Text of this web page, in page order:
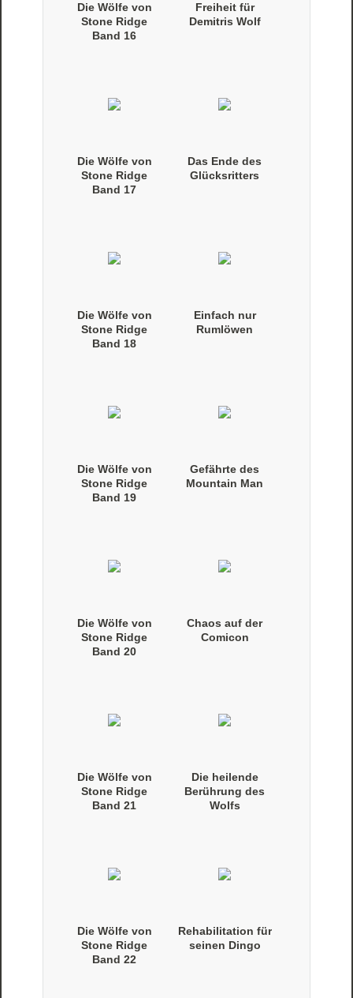
Die Wölfe von
Stone Ridge
Band 16
Freiheit für
Demitris Wolf
Die Wölfe von
Stone Ridge
Band 17
Das Ende des
Glücksritters
Die Wölfe von
Stone Ridge
Band 18
Einfach nur
Rumlöwen
Die Wölfe von
Stone Ridge
Band 19
Gefährte des
Mountain Man
Die Wölfe von
Stone Ridge
Band 20
Chaos auf der
Comicon
Die Wölfe von
Stone Ridge
Band 21
Die heilende
Berührung des
Wolfs
Die Wölfe von
Stone Ridge
Band 22
Rehabilitation für
seinen Dingo